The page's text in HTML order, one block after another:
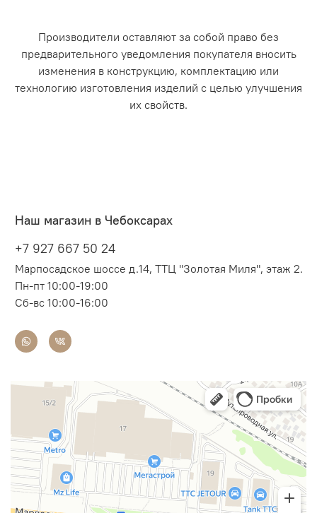
Производители оставляют за собой право без
предварительного уведомления покупателя вносить
изменения в конструкцию, комплектацию или
технологию изготовления изделий с целью улучшения
их свойств.
Наш магазин в Чебоксарах
+7 927 667 50 24
Марпосадское шоссе д.14, ТТЦ "Золотая Миля", этаж 2.
Пн-пт 10:00-19:00
Сб-вс 10:00-16:00